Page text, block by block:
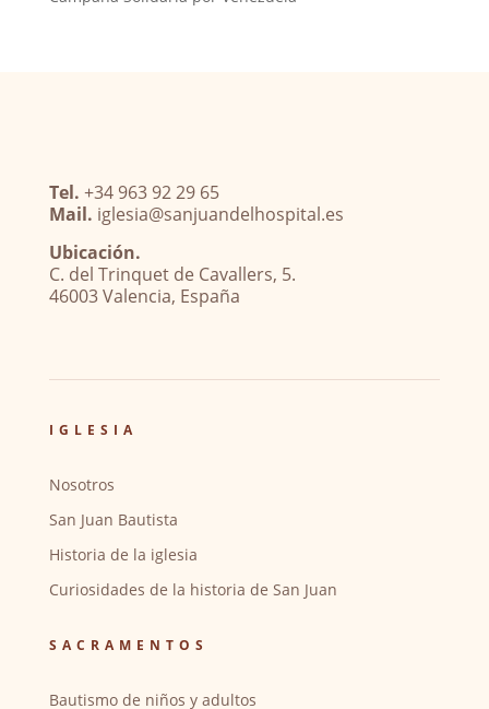
Tel. +34 963 92 29 65
Mail. iglesia@sanjuandelhospital.es
Ubicación.
C. del Trinquet de Cavallers, 5.
46003 Valencia, España
IGLESIA
Nosotros
San Juan Bautista
Historia de la iglesia
Curiosidades de la historia de San Juan
SACRAMENTOS
Bautismo de niños y adultos